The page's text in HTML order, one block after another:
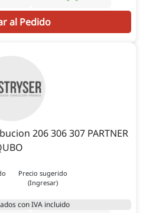
al Pedido
206 306 307 PARTNER
Precio sugerido
(Ingresar)
con IVA incluido